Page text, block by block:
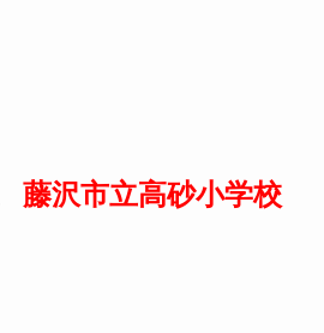
藤沢市立高砂小学校